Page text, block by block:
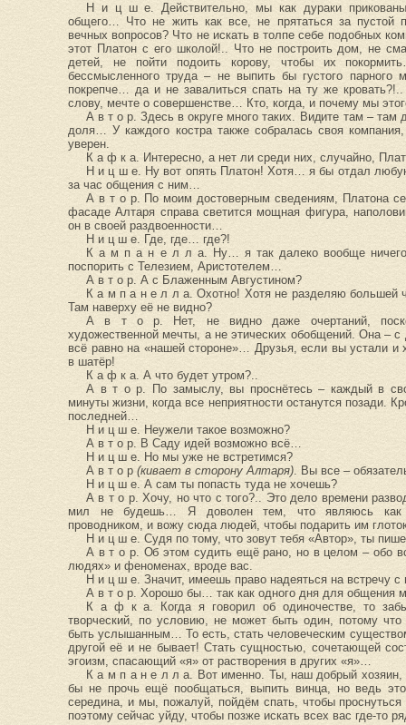
Н и ц ш е. Действительно, мы как дураки
общего… Что не жить как все, не прятаться за пустой
вечных вопросов? Что не искать в толпе себе подобных
этот Платон с его школой!.. Что не построить дом, не
детей, не пойти подоить корову, чтобы их
бессмысленного труда – не выпить бы густого парного
покрепче… да и не завалиться спать на ту же
слову, мечте о совершенстве… Кто, когда, и почему мы
А в т о р. Здесь в округе много таких. Видите там – там
доля… У каждого костра также собралась своя
уверен.
К а ф к а. Интересно, а нет ли среди них, случайно,
Н и ц ш е. Ну вот опять Платон! Хотя… я бы отдал
за час общения с ним…
А в т о р. По моим достоверным сведениям, Платона
фасаде Алтаря справа светится мощная фигура,
он в своей раздвоенности…
Н и ц ш е. Где, где… где?!
К а м п а н е л л а. Ну… я так далеко вообще
поспорить с Телезием, Аристотелем…
А в т о р. А с Блаженным Августином?
К а м п а н е л л а. Охотно! Хотя не разделяю большей
Там наверху её не видно?
А в т о р. Нет, не видно даже очертаний,
художественной мечты, а не этических обобщений. Она – с
всё равно на «нашей стороне»… Друзья, если вы устали и
в шатёр!
К а ф к а. А что будет утром?..
А в т о р. По замыслу, вы проснётесь – каждый в
минуты жизни, когда все неприятности останутся позади.
последней…
Н и ц ш е. Неужели такое возможно?
А в т о р. В Саду идей возможно всё…
Н и ц ш е. Но мы уже не встретимся?
А в т о р (кивает в сторону Алтаря). Вы все –
Н и ц ш е. А сам ты попасть туда не хочешь?
А в т о р. Хочу, но что с того?.. Это дело времени
мил не будешь… Я доволен тем, что являюсь как
проводником, и вожу сюда людей, чтобы подарить им
Н и ц ш е. Судя по тому, что зовут тебя «Автор», ты
А в т о р. Об этом судить ещё рано, но в целом – обо
людях» и феноменах, вроде вас.
Н и ц ш е. Значит, имеешь право надеяться на встречу
А в т о р. Хорошо бы… так как одного дня для общения
К а ф к а. Когда я говорил об одиночестве, то
творческий, по условию, не может быть один, потому что
быть услышанным… То есть, стать человеческим
другой её и не бывает! Стать сущностью, сочетающей
эгоизм, спасающий «я» от растворения в других «я»…
К а м п а н е л л а. Вот именно. Ты, наш добрый
бы не прочь ещё пообщаться, выпить винца, но ведь
середина, и мы, пожалуй, пойдём спать, чтобы
поэтому сейчас уйду, чтобы позже искать всех вас где-то